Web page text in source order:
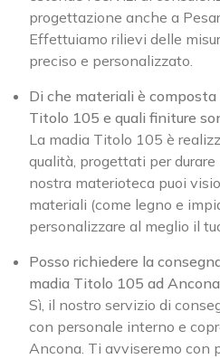
progettazione anche a
Effettuiamo rilievi delle
preciso e personalizzato.
Di che materiali è
Titolo 105 e quali finiture
La madia Titolo 105 è
qualità, progettati per
nostra materioteca puoi
materiali (come legno e
personalizzare al meglio il
Posso richiedere la
madia Titolo 105 ad
Sì, il nostro servizio di
con personale interno e
Ancona. Ti avviseremo con